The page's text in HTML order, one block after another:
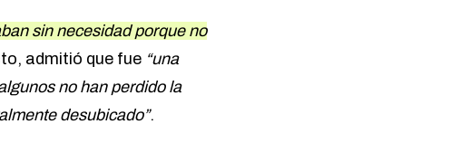
sin necesidad porque no
admitió que fue “una
no han perdido la
desubicado”.